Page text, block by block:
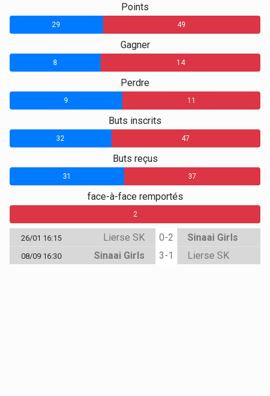
Points
29 49
Gagner
8 14
Perdre
9 11
Buts inscrits
32 47
Buts reçus
31 37
face-à-face remportés
2
26/01 16:15 Lierse SK 0-2 Sinaai Girls
08/09 16:30 Sinaai Girls 3-1 Lierse SK